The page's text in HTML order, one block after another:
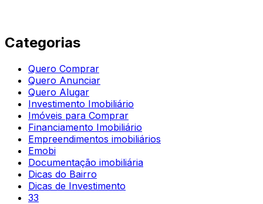
Categorias
Quero Comprar
Quero Anunciar
Quero Alugar
Investimento Imobiliário
Imóveis para Comprar
Financiamento Imobiliário
Empreendimentos imobiliários
Emobi
Documentação imobiliária
Dicas do Bairro
Dicas de Investimento
33